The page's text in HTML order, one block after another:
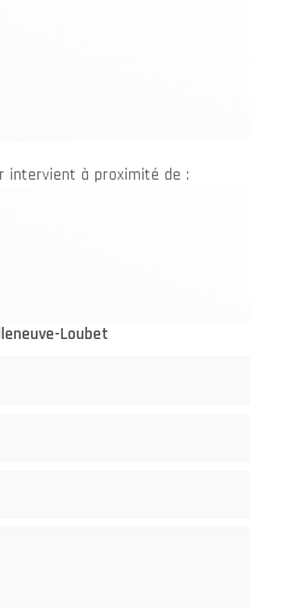
intervient à proximité de :
Loubet